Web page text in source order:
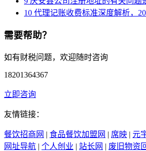
10 代理记账收费标准深度解析，
需要帮助？
如有财税问题，欢迎随时咨询
18201364367
立即咨询
友情链接：
餐饮招商网 | 食品餐饮加盟网 | 席映 | 元
网址导航 | 个人创业 | 站长网 | 废旧物资